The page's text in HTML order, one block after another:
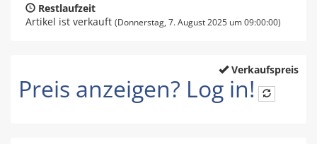
Restlaufzeit
Artikel ist verkauft (Donnerstag, 7. August 2025 um 09:00:00)
Verkaufspreis
Preis anzeigen? Log in!